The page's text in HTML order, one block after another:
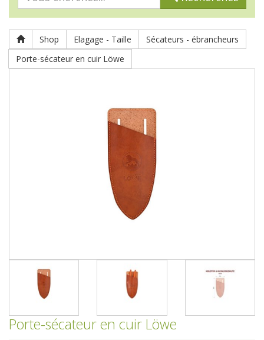
Shop Elagage - Taille
Sécateurs - ébrancheurs
Porte-sécateur en cuir Löwe
Porte-sécateur en cuir Löwe